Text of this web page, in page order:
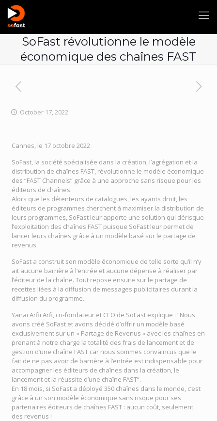
SoFast révolutionne le modèle
économique des chaînes FAST
October 17, 2022
Cannes, le 17 octobre 2022
SoFast, la société spécialisée dans la création, l’agrégation et la
distribution de chaînes FAST, révolutionne le modèle économique
des “FAST Channels” grâce à une approche sans risque pour les
éditeurs de chaînes.
Alors que les détenteurs de catalogues, les ayants droit, les
éditeurs de programmes cherchent à maximiser la distribution de
leurs programmes, SoFast leur apporte une solution qui dérisque
l’exploitation des chaînes FAST puisque SoFast leur permet de
lancer leurs chaînes grâce à un modèle basé sur le partage de
revenus.
SoFast a construit son modèle économique de telle sorte qu’il n’y
ait aucune barrière à l’entrée et aucune dépense à réaliser par
l’éditeur de la chaîne. Tout repose ensuite sur le partage de
recettes liées à la diffusion de messages publicitaires durant la
diffusion du programme.
Yanai Arfiï Arfi, co-fondateur et CEO de SoFast explique : “Nous
avons créé SoFast et avons décidé d’offrir un modèle basé
exclusivement sur un « Partage de Revenus » avec les chaînes en
prenant à notre charge la totalité des frais de lancement et de
gestion d’une chaîne FAST car nous sommes convaincus que le
fait de ne pas avoir de barrière à l’entrée est indispensable pour
accompagner les éditeurs de chaînes dans la création, le
lancement et la réussite d’une chaîne FAST”.
En 18 mois, si SoFast a déployé 350 chaînes dans le monde, c’est
grâce à un son modèle économique sans risque pour ses
partenaires éditeurs de chaînes FAST : aucun coût, seulement
des revenus !